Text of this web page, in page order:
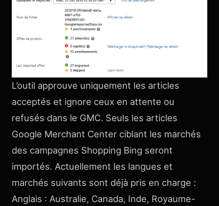
L’outil approuve uniquement les articles
acceptés et ignore ceux en attente ou
refusés dans le GMC. Seuls les articles
Google Merchant Center ciblant les marchés
des campagnes Shopping Bing seront
importés. Actuellement les langues et
marchés suivants sont déjà pris en charge :
Anglais : Australie, Canada, Inde, Royaume-